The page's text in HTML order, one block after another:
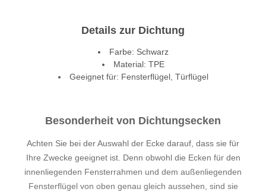
Details zur Dichtung
Farbe: Schwarz
Material: TPE
Geeignet für: Fensterflügel, Türflügel
Besonderheit von Dichtungsecken
Achten Sie bei der Auswahl der Ecke darauf, dass sie für
Ihre Zwecke geeignet ist. Denn obwohl die Ecken für den
innenliegenden Fensterrahmen und dem außenliegenden
Fensterflügel von oben genau gleich aussehen, sind sie